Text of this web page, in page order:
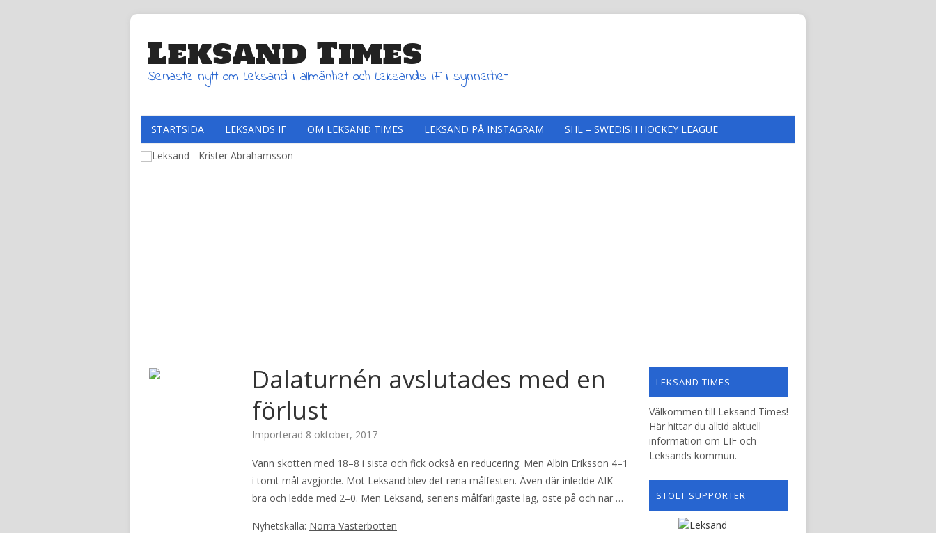
Leksand Times
Senaste nytt om Leksand i allmänhet och Leksands IF i synnerhet
STARTSIDA LEKSANDS IF OM LEKSAND TIMES LEKSAND PÅ INSTAGRAM SHL – SWEDISH HOCKEY LEAGUE
Dalaturnén avslutades med en
förlust
Importerad 8 oktober, 2017
Vann skotten med 18–8 i sista och fick också en reducering. Men Albin Eriksson 4–1
i tomt mål avgjorde. Mot Leksand blev det rena målfesten. Även där inledde AIK
bra och ledde med 2–0. Men Leksand, seriens målfarligaste lag, öste på och när …
Nyhetskälla: Norra Västerbotten
LEKSAND TIMES
Välkommen till Leksand Times!
Här hittar du alltid aktuell
information om LIF och
Leksands kommun.
STOLT SUPPORTER